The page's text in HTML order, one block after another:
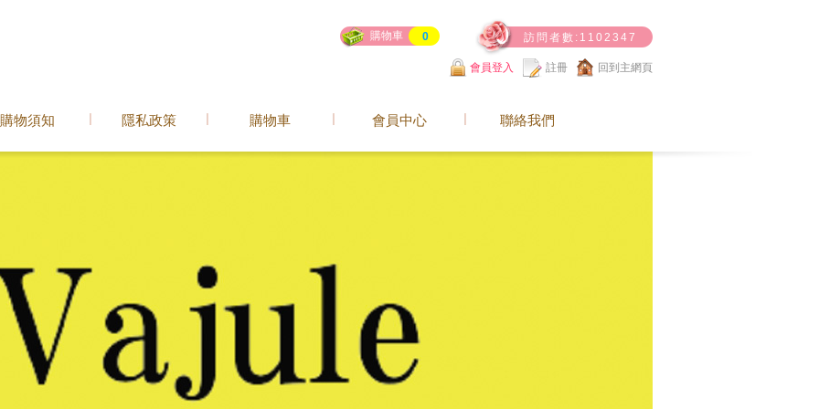
訪問者數:1102347
購物車 0
會員登入 註冊 回到主網頁
購物須知 隱私政策 購物車 會員中心 聯絡我們